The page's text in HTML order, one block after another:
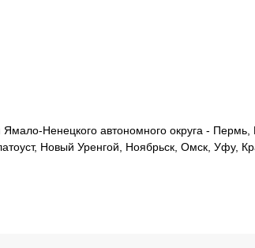
Ненецкого автономного округа - Пермь,
Новый Уренгой, Ноябрьск, Омск, Уфу,